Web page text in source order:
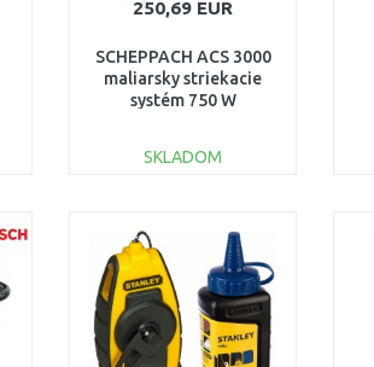
250,69 EUR
SCHEPPACH ACS 3000
maliarsky striekacie
systém 750 W
SKLADOM
Porovnať